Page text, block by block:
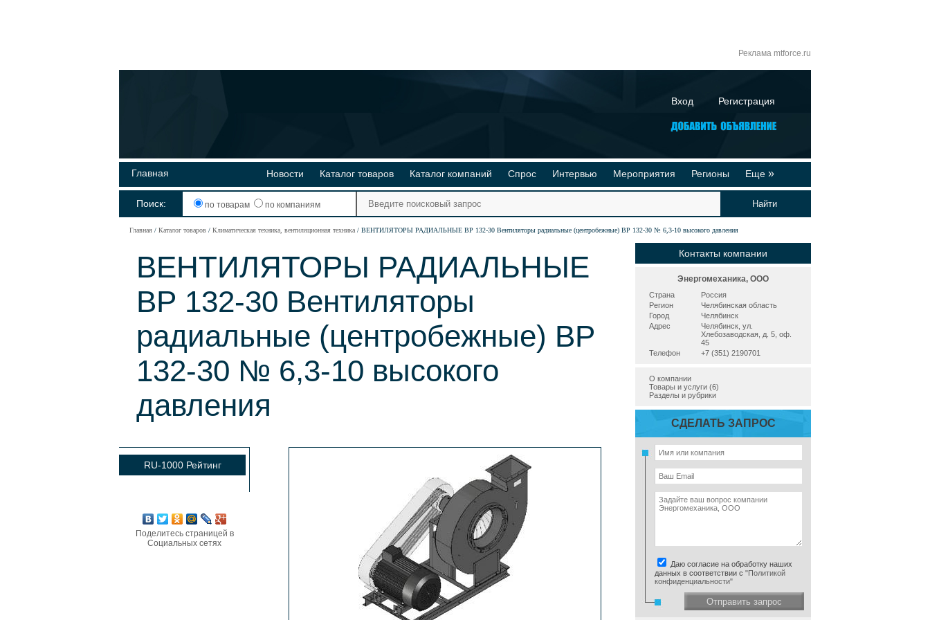
Реклама mtforce.ru
Вход Регистрация
Главная Новости Каталог товаров Каталог компаний Спрос Интервью Мероприятия Регионы Еще »
Реклама на сайте
Поиск: по товарам по компаниям
Главная Каталог товаров Климатическая техника, вентиляционная техника ВЕНТИЛЯТОРЫ РАДИАЛЬНЫЕ ВР 132-30 Вентиляторы радиальные (центробежные) ВР 132-30 № 6,3-10 высокого давления
ВЕНТИЛЯТОРЫ РАДИАЛЬНЫЕ
ВР 132-30 Вентиляторы
радиальные (центробежные) ВР
132-30 № 6,3-10 высокого
давления
RU-1000 Рейтинг
Поделитесь страницей в
Социальных сетях
Контакты компании
Энергомеханика, ООО
Страна
Россия
Регион
Челябинская область
Город
Челябинск
Адрес
Челябинск, ул.
Хлебозаводская, д. 5, оф.
45
Телефон
+7 (351) 2190701
О компании
Товары и услуги (6)
Разделы и рубрики
СДЕЛАТЬ ЗАПРОС
Даю согласие на обработку наших
данных в соответствии с "Политикой
конфиденциальности"
Отправить запрос